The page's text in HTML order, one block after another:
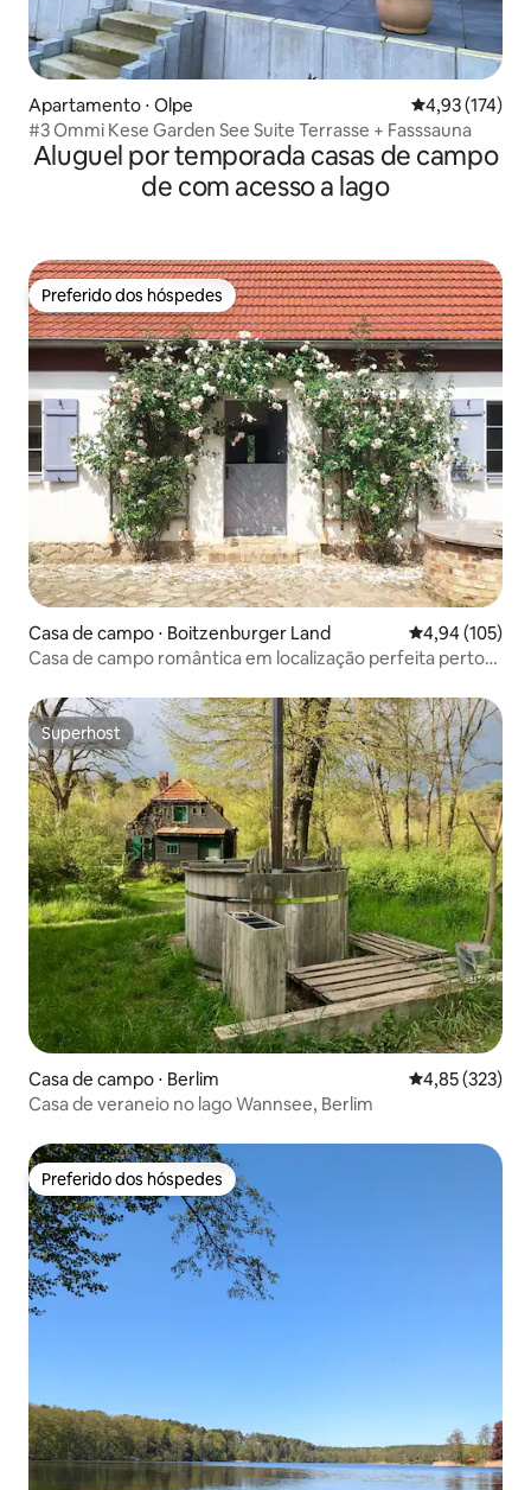
Apartamento ⋅ Olpe 4,93 de uma
4,93 (174)
#3 Ommi Kese Garden See Suite Terrasse + Fasssauna
Aluguel por temporada casas de campo
de com acesso a lago
Preferido dos hóspedes
Preferido dos hóspedes
Casa de campo ⋅ Boitzenburger Land 4,94 de uma
4,94 (105)
Casa de campo romântica em localização perfeita perto
Superhost
Superhost
Casa de campo ⋅ Berlim 4,85 de uma
4,85 (323)
Casa de veraneio no lago Wannsee, Berlim
Preferido dos hóspedes
Preferido dos hóspedes